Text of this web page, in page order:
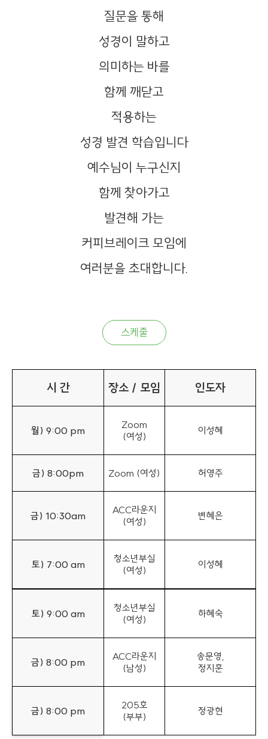
질문을 통해
성경이 말하고
의미하는 바를
함께 깨닫고
적용하는
성경 발견 학습입니다
예수님이 누구신지
함께 찾아가고
발견해 가는
커피브레이크 모임에
여러분을 초대합니다.
스케줄
시 간 장소 / 모임 인도자
월) 9:00 pm
Zoom
(여성)
이성혜
금) 8:00pm Zoom (여성) 허영주
금) 10:30am
ACC라운지
(여성)
변혜은
토) 7:00 am
청소년부실
(여성)
이성혜
토) 9:00 am
청소년부실
(여성)
하혜숙
금) 8:00 pm
ACC라운지
(남성)
송문영,
정지훈
금) 8:00 pm
205호
(부부)
정광현